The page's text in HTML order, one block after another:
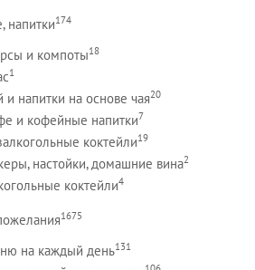
напитки174
и компоты18
1
и напитки на основе чая20
и кофейные напитки7
коктейли19
настойки, домашние вина2
коктейли4
1675
на каждый день131